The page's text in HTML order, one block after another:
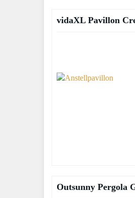
vidaXL Pavillon
Outsunny Pergola